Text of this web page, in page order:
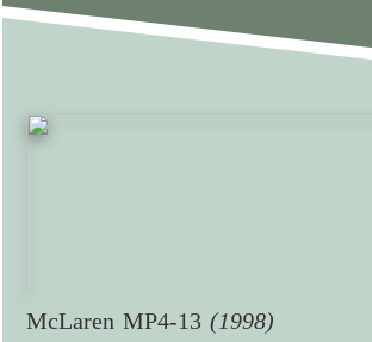
McLaren MP4-13 (1998)